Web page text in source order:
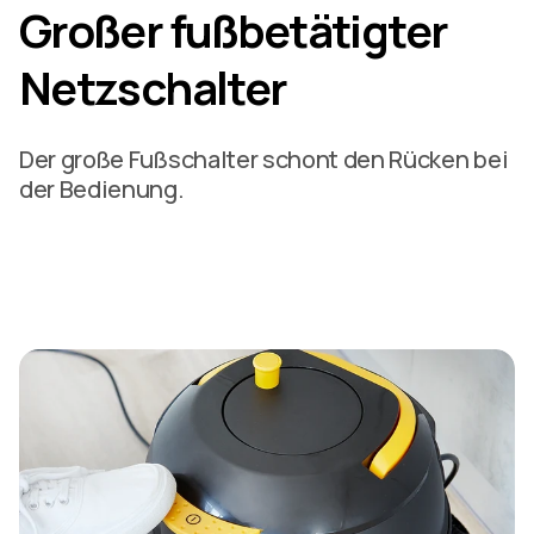
Großer fußbetätigter
Netzschalter
Der große Fußschalter schont den Rücken bei
der Bedienung.